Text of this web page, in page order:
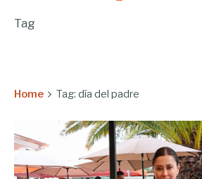
Tag
Home Tag: día del padre